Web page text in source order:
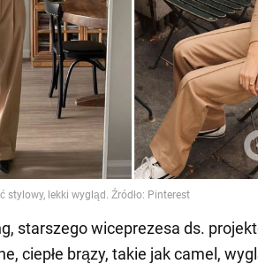
starszego wiceprezesa ds.
ciepłe brązy, takie jak camel,